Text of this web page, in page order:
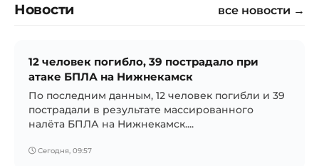
Новости все новости →
12 человек погибло, 39 пострадало при
атаке БПЛА на Нижнекамск
По последним данным, 12 человек погибли и 39
пострадали в результате массированного
налёта БПЛА на Нижнекамск....
Сегодня, 09:57